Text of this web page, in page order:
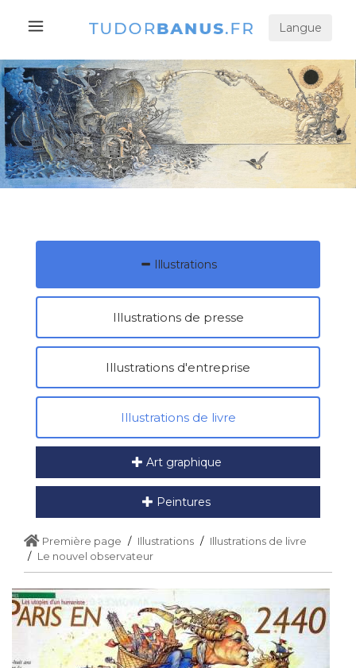
Langue
Illustrations
Illustrations de presse
Illustrations d'entreprise
Illustrations de livre
Art graphique
Peintures
Première page Illustrations
Illustrations de livre
Le nouvel observateur